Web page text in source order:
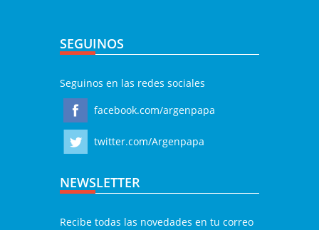
SEGUINOS
Seguinos en las redes sociales
facebook.com/argenpapa
twitter.com/Argenpapa
NEWSLETTER
Recibe todas las novedades en tu correo